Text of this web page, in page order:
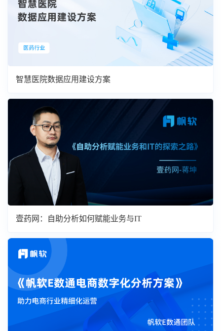
智慧医院数据应用建设方案
壹药网：自助分析如何赋能业务与IT